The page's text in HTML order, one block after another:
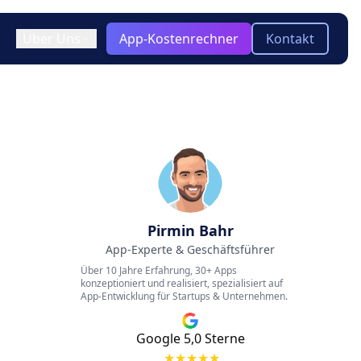
Aktuelle Insights zu App-
Entwicklung, Technologien und
Glossar
Kompakte Erklärungen zu
wichtigen Begriffen der App-
Entwicklung
App-Kostenrechner Kontakt
Pirmin Bahr
App-Experte & Geschäftsführer
Über 10 Jahre Erfahrung, 30+ Apps
konzeptioniert und realisiert, spezialisiert auf
App-Entwicklung für Startups & Unternehmen.
Google 5,0 Sterne